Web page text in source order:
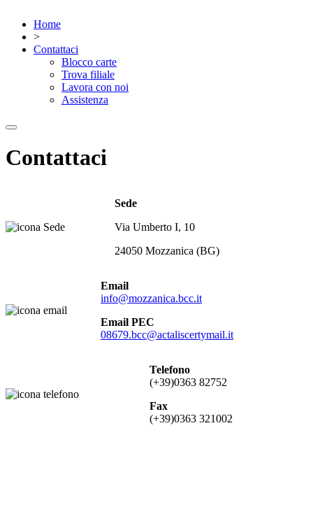
Home
>
Contattaci
Blocco carte
Trova filiale
Lavora con noi
Assistenza
Contattaci
Sede
Via Umberto I, 10
24050 Mozzanica (BG)
Email
info@mozzanica.bcc.it
Email PEC
08679.bcc@actaliscertymail.it
Telefono
(+39)0363 82752
Fax
(+39)0363 321002